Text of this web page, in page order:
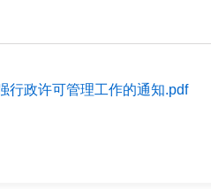
行政许可管理工作的通知.pdf